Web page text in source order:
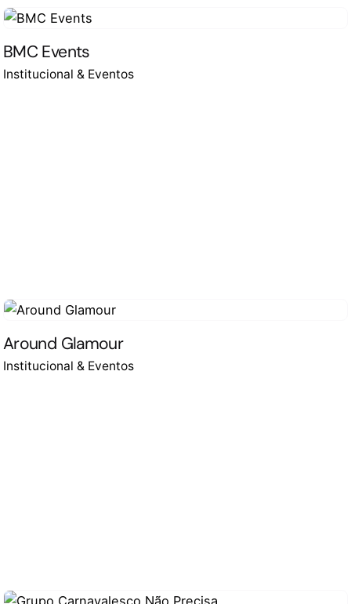
BMC Events
Institucional & Eventos
Around Glamour
Institucional & Eventos